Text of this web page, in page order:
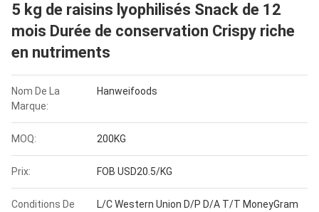
5 kg de raisins lyophilisés Snack de 12
mois Durée de conservation Crispy riche
en nutriments
Nom De La
Marque:
Hanweifoods
MOQ: 200KG
Prix: FOB USD20.5/KG
Conditions De
L/C Western Union D/P D/A T/T MoneyGram